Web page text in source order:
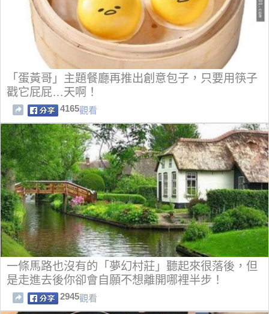
「蛋黃哥」主題餐廳再推出創意包子，只要用筷子
戳它屁屁…天啊！
4165觀看
一條馬路也沒有的「夢幻村莊」聽起來很落後，但
是走進去後你卻會自願不想離開哪裡半步！
2945觀看